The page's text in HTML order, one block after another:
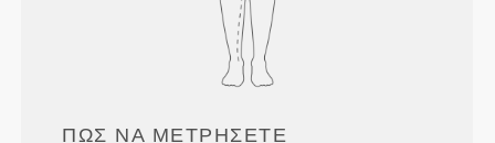
ΠΏΣ ΝΑ ΜΕΤΡΉΣΕΤΕ